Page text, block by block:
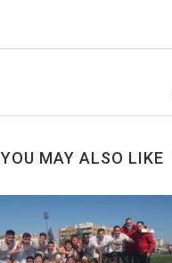
YOU MAY ALSO LIKE